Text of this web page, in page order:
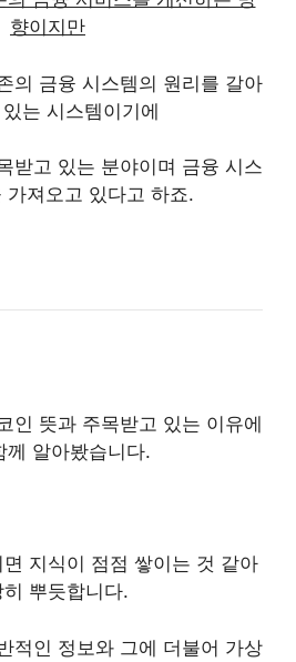
향이지만
의 금융 시스템의 원리를 갈아
는 시스템이기에
받고 있는 분야이며 금융 시스
가져오고 있다고 하죠.
인 뜻과 주목받고 있는 이유에
께 알아봤습니다.
지식이 점점 쌓이는 것 같아
히 뿌듯합니다.
적인 정보와 그에 더불어 가상